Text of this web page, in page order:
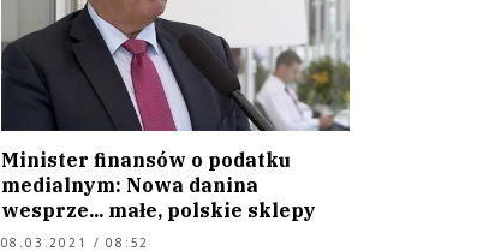
Minister finansów o podatku
medialnym: Nowa danina
wesprze... małe, polskie sklepy
08.03.2021 / 08:52